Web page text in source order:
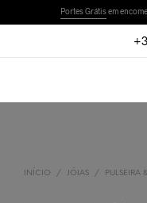
Portes Grátisem
INÍCIO / JÓIAS / PULSEIRA